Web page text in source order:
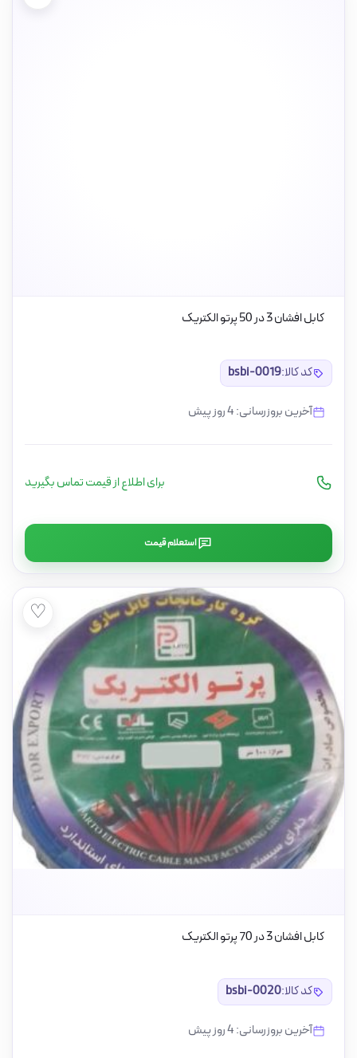
کابل افشان 3 در 50 پرتو الکتریک
کد کالا:bsbi-0019
آخرین بروزرسانی: 4 روز پیش
برای اطلاع از قیمت تماس بگیرید
استعلام قیمت
♡
کابل افشان 3 در 70 پرتو الکتریک
کد کالا:bsbi-0020
آخرین بروزرسانی: 4 روز پیش